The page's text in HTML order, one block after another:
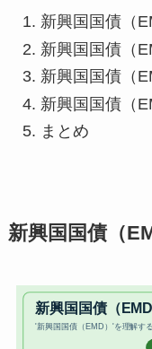
新興国国債（
新興国国債（
新興国国債（
新興国国債（
まとめ
新興国国債（